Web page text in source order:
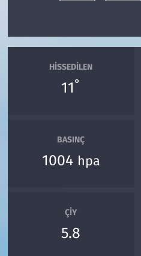
HISSEDILEN
11°
BASINÇ
1004 hpa
ÇIY
5.8